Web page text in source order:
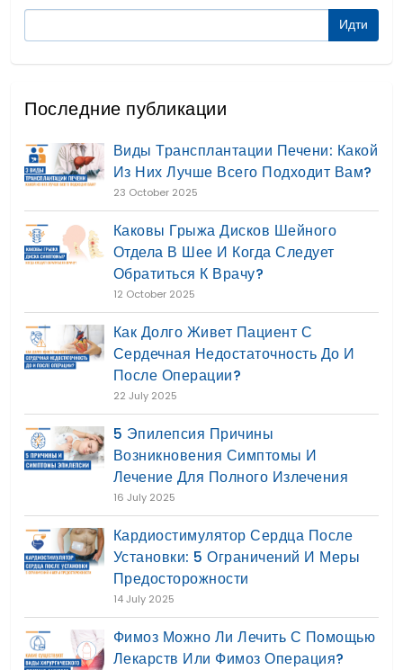
Последние публикации
Виды Трансплантации Печени: Какой
Из Них Лучше Всего Подходит Вам?
23 October 2025
Каковы Грыжа Дисков Шейного
Отдела В Шее И Когда Следует
Обратиться К Врачу?
12 October 2025
Как Долго Живет Пациент С
Сердечная Недостаточность До И
После Операции?
22 July 2025
5 Эпилепсия Причины
Возникновения Симптомы И
Лечение Для Полного Излечения
16 July 2025
Кардиостимулятор Сердца После
Установки: 5 Ограничений И Меры
Предосторожности
14 July 2025
Фимоз Можно Ли Лечить С Помощью
Лекарств Или Фимоз Операция?